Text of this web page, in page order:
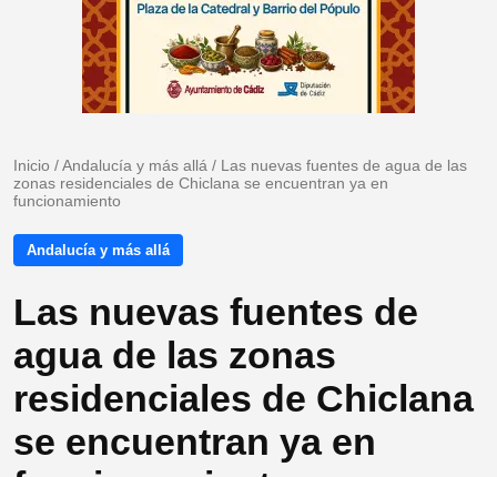
Inicio /Andalucía y más allá / Las nuevas fuentes de agua de las
zonas residenciales de Chiclana se encuentran ya en
funcionamiento
Andalucía y más allá
Las nuevas fuentes de
agua de las zonas
residenciales de Chiclana
se encuentran ya en